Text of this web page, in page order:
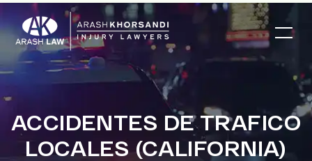
ACCIDENTES DE TRAFICO
LOCALES (CALIFORNIA)